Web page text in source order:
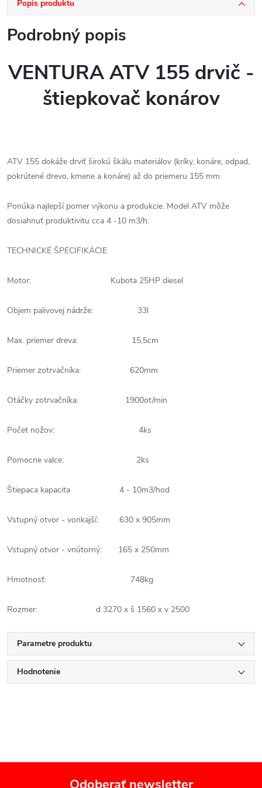
Popis produktu
Podrobný popis
VENTURA ATV 155 drvič -
štiepkovač konárov
ATV 155 dokáže drviť širokú škálu materiálov (kríky, konáre, odpad,
pokrútené drevo, kmene a konáre) až do priemeru 155 mm.
Ponúka najlepší pomer výkonu a produkcie. Model ATV môže
dosiahnuť produktivitu cca 4 -10 m3/h.
TECHNICKÉ ŠPECIFIKÁCIE
Motor: Kubota 25HP diesel
Objem palivovej nádrže: 33l
Max. priemer dreva: 15,5cm
Priemer zotrvačníka: 620mm
Otáčky zotrvačníka: 1900ot/min
Počet nožov: 4ks
Pomocne valce: 2ks
Štiepaca kapacita 4 - 10m3/hod
Vstupný otvor - vonkajší: 630 x 905mm
Vstupný otvor - vnútorný: 165 x 250mm
Hmotnosť: 748kg
Rozmer: d 3270 x š 1560 x v 2500
Parametre produktu
Hodnotenie